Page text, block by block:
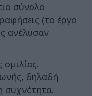
σύνολο
(το έργο
ανέλυσαν
δηλαδή
συχνότητα.